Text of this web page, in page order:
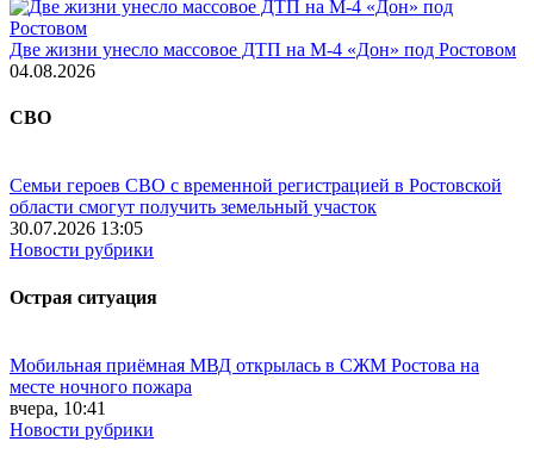
Две жизни унесло массовое ДТП на М-4 «Дон» под Ростовом
04.08.2026
СВО
Семьи героев СВО с временной регистрацией в Ростовской
области смогут получить земельный участок
30.07.2026 13:05
Новости рубрики
Острая ситуация
Мобильная приёмная МВД открылась в СЖМ Ростова на
месте ночного пожара
вчера, 10:41
Новости рубрики